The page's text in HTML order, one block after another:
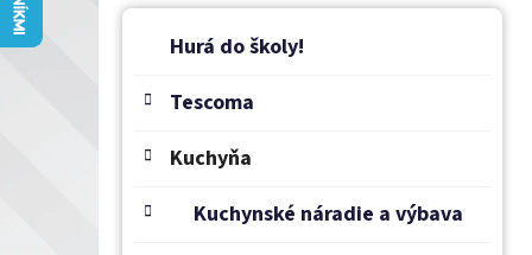
B
Preskočiť
kategórie
K
Hurá do školy!
Tescoma
Kuchyňa
Kuchynské náradie a výbava